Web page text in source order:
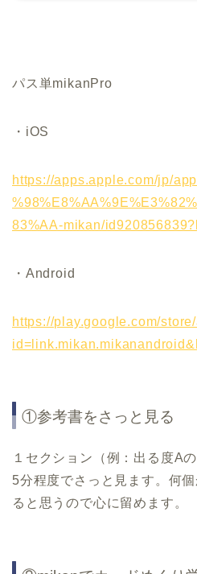
パス単mikanPro
・iOS
https://apps.apple.com/jp/
83%AA-mikan/
・Android
https://play.google.com/
①参考書をさっと見る
１セクション（例：出る度A
5分程度でさっと見ます。何
ると思うので心に留めます。